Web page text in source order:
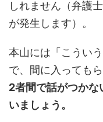
しれません（弁護
が発生します）。
本山には「こうい
で、間に入っても
2者間で話がつかな
いましょう。